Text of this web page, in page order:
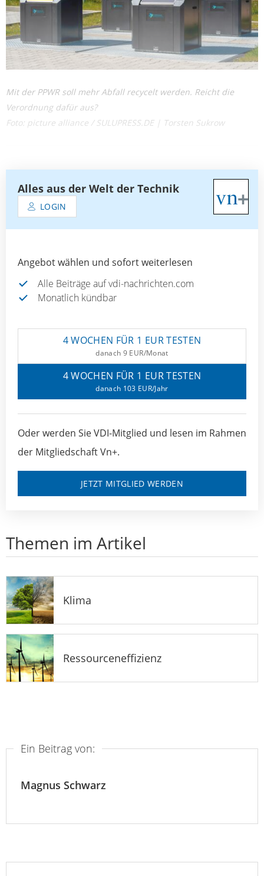
Mit der PPWR soll mehr Abfall recycelt werden. Reicht die
Verordnung dafür aus?
Foto: picture alliance / SULUPRESS.DE | Torsten Sukrow
Alles aus der Welt der Technik
LOGIN
Angebot wählen und sofort weiterlesen
Alle Beiträge auf vdi-nachrichten.com
Monatlich kündbar
4 WOCHEN FÜR 1 EUR TESTEN
danach 9 EUR/Monat
4 WOCHEN FÜR 1 EUR TESTEN
danach 103 EUR/Jahr
Oder werden Sie VDI-Mitglied und lesen im Rahmen
der Mitgliedschaft Vn+.
JETZT MITGLIED WERDEN
Themen im Artikel
Klima
Ressourceneffizienz
Ein Beitrag von:
Magnus Schwarz